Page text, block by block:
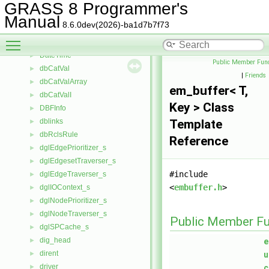
GRASS 8 Programmer's
Manual 8.6.0dev(2026)-ba1d7b7f73
► Counter
► Cube_data
► cube_info
► DateTime
► dbCatVal
► dbCatValArray
► dbCatValI
► DBFInfo
► dblinks
► dbRclsRule
► dglEdgePrioritizer_s
► dglEdgesetTraverser_s
► dglEdgeTraverser_s
► dglIOContext_s
► dglNodePrioritizer_s
► dglNodeTraverser_s
► dglSPCache_s
► dig_head
► dirent
► driver
Public Member
| Friends
em_buffer< T,
Key > Class
Template
Reference
#include
<embuffer.h>
Public Member